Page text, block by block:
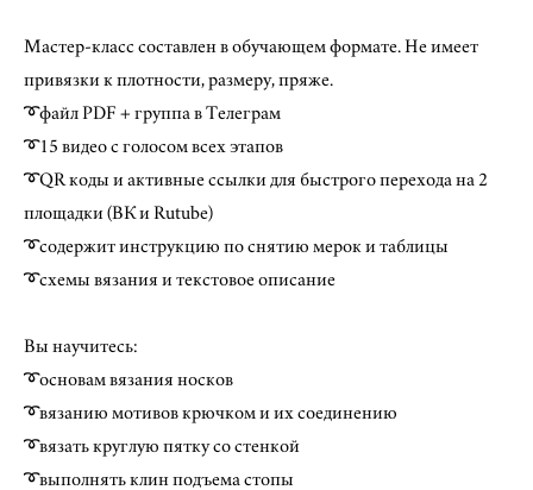
Мастер-класс составлен в обучающем формате. Не имеет
привязки к плотности, размеру, пряже.
➰файл PDF + группа в Телеграм
➰15 видео с голосом всех этапов
➰QR коды и активные ссылки для быстрого перехода на 2
площадки (ВК и Rutube)
➰содержит инструкцию по снятию мерок и таблицы
➰схемы вязания и текстовое описание
Вы научитесь:
➰основам вязания носков
➰вязанию мотивов крючком и их соединению
➰вязать круглую пятку со стенкой
➰выполнять клин подъема стопы